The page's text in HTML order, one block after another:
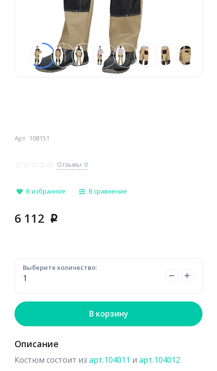
Арт 108151
Отзывы: 0
В избранное В сравнение
6 112 p
Выберите количество:
В корзину
Описание
Костюм состоит из арт.104011 и арт.104012